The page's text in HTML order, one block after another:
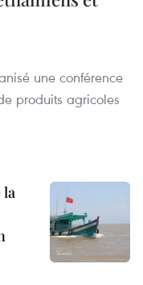
une conférence
produits agricoles
la